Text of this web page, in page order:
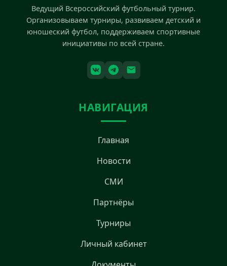
Ведущий Всероссийский футбольный турнир.
Организовываем турниры, развиваем детский и
юношеский футбол, поддерживаем спортивные
инициативы по всей стране.
НАВИГАЦИЯ
Главная
Новости
СМИ
Партнёры
Турниры
Личный кабинет